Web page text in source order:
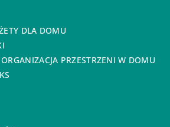
DLA DOMU
PRZESTRZENI W DOMU